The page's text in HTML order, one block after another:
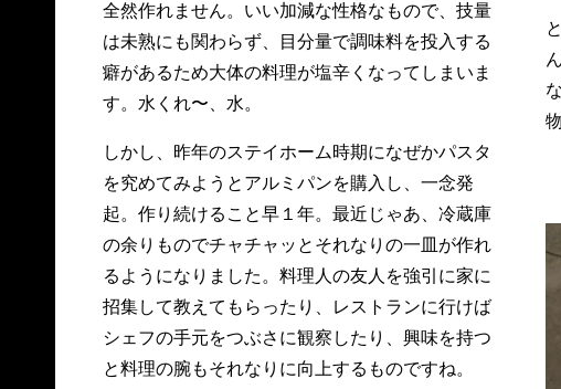
全然作れません。いい加減な性格なもので、技量
は未熟にも関わらず、目分量で調味料を投入する
癖があるため大体の料理が塩辛くなってしまいま
す。水くれ〜、水。
しかし、昨年のステイホーム時期になぜかパスタ
を究めてみようとアルミパンを購入し、一念発
起。作り続けること早１年。最近じゃあ、冷蔵庫
の余りものでチャチャッとそれなりの一皿が作れ
るようになりました。料理人の友人を強引に家に
招集して教えてもらったり、レストランに行けば
シェフの手元をつぶさに観察したり、興味を持つ
と料理の腕もそれなりに向上するものですね。